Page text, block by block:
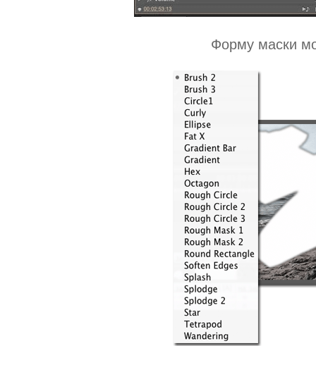
Форму маски